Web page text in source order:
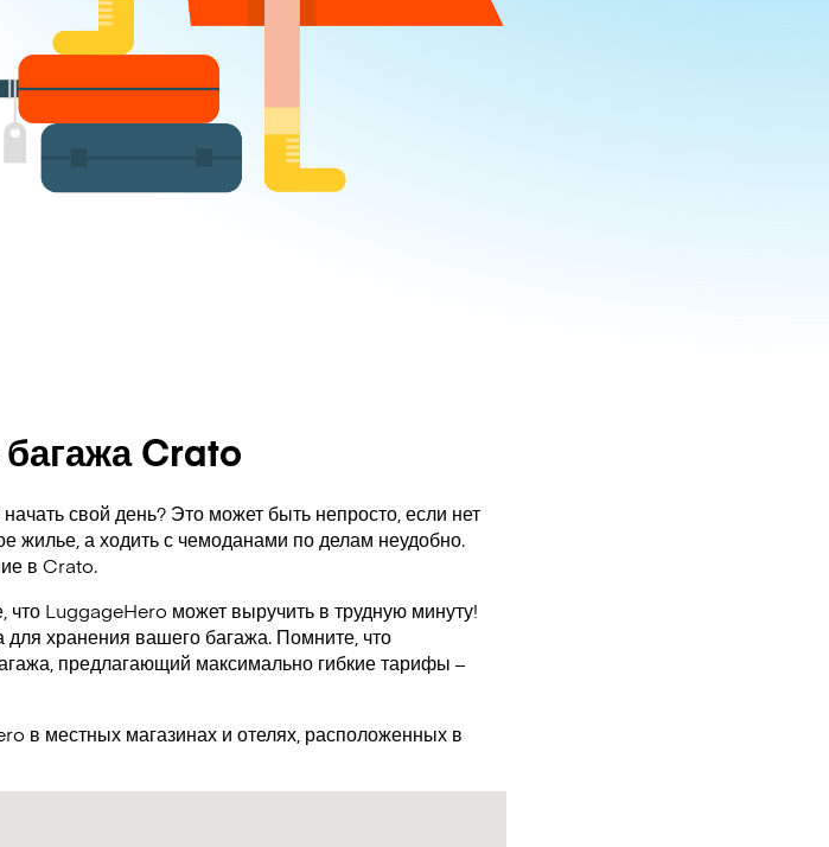
Crato
свой день? Это может быть непросто, если нет
жилье, а ходить с чемоданами по делам неудобно.
в Crato.
LuggageHero может выручить в трудную минуту!
хранения вашего багажа. Помните, что
предлагающий максимально гибкие тарифы –
в местных магазинах и отелях, расположенных в